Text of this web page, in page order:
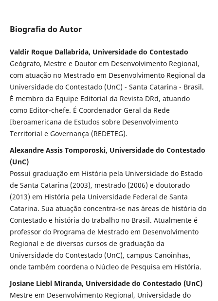
Biografia do Autor
Valdir Roque Dallabrida, Universidade do Contestado
Geógrafo, Mestre e Doutor em Desenvolvimento Regional,
com atuação no Mestrado em Desenvolvimento Regional da
Universidade do Contestado (UnC) - Santa Catarina - Brasil.
É membro da Equipe Editorial da Revista DRd, atuando
como Editor-chefe. É Coordenador Geral da Rede
Iberoamericana de Estudos sobre Desenvolvimento
Territorial e Governança (REDETEG).
Alexandre Assis Tomporoski, Universidade do Contestado
(UnC)
Possui graduação em História pela Universidade do Estado
de Santa Catarina (2003), mestrado (2006) e doutorado
(2013) em História pela Universidade Federal de Santa
Catarina. Sua atuação concentra-se nas áreas de história do
Contestado e história do trabalho no Brasil. Atualmente é
professor do Programa de Mestrado em Desenvolvimento
Regional e de diversos cursos de graduação da
Universidade do Contestado (UnC), campus Canoinhas,
onde também coordena o Núcleo de Pesquisa em História.
Josiane Liebl Miranda, Universidade do Contestado (UnC)
Mestre em Desenvolvimento Regional, Universidade do